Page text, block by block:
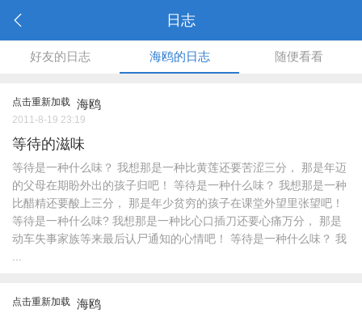
日志
好友的日志 海鸥的日志 随便看看
点击重新加载 海鸥
2011-8-19 23:19
等待的滋味
等待是一种什么味？ 我想那是一种比黄莲还要苦涩三分， 那是年迈
的父母在期盼外出的孩子归吧！ 等待是一种什么味？ 我想那是一种
比醋精还要酸上三分， 那是年少贫穷的孩子在课堂外望里张望吧！
等待是一种什么味? 我想那是一种比心口插刀还要心痛万分， 那是
动车失事家族等来最后认尸通知的心情吧！ 等待是一种什么味？ 我
点击重新加载 海鸥